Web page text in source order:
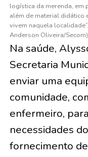
logística da merenda, em
além de material didático
vivem naquela
Anderson Oliveira/Secom)
Na saúde,
Secretaria
enviar uma
comunidade,
enfermeiro,
necessidades
fornecimento